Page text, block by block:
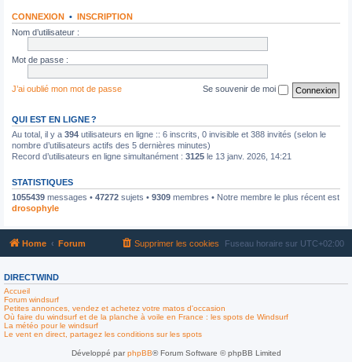
CONNEXION • INSCRIPTION
Nom d’utilisateur :
Mot de passe :
J’ai oublié mon mot de passe Se souvenir de moi
QUI EST EN LIGNE ?
Au total, il y a 394 utilisateurs en ligne :: 6 inscrits, 0 invisible et 388 invités (selon le
nombre d’utilisateurs actifs des 5 dernières minutes)
Record d’utilisateurs en ligne simultanément : 3125 le 13 janv. 2026, 14:21
STATISTIQUES
1055439 messages • 47272 sujets • 9309 membres • Notre membre le plus récent est
drosophyle
Home Forum Fuseau horaire sur UTC+02:00
Supprimer les cookies
DIRECTWIND
Accueil
Forum windsurf
Petites annonces, vendez et achetez votre matos d'occasion
Où faire du windsurf et de la planche à voile en France : les spots de Windsurf
La météo pour le windsurf
Le vent en direct, partagez les conditions sur les spots
Développé parphpBB® Forum Software © phpBB Limited